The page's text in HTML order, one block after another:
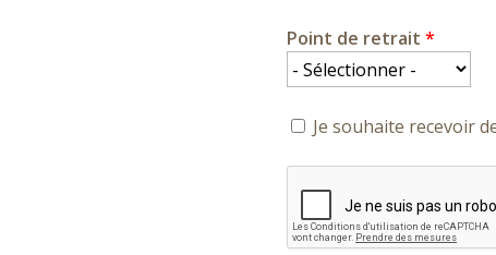
Point de retrait *
Je souhaite recevoir